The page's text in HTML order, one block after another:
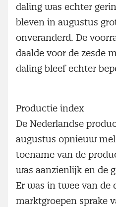
daling was echter
bleven in augustus
onveranderd. De
daalde voor de zesde
daling bleef echter
Productie index
De Nederlandse
augustus opnieuw
toename van de
was aanzienlijk en de
Er was in twee van de
marktgroepen sprake